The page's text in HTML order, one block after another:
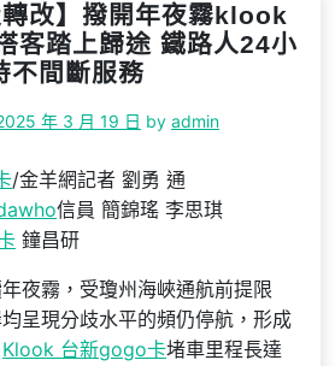
轉改】撥開年夜霧klook
客踏上歸途 鐵路人24小
不間斷服務
年 3 月 19 日 by admin
/金羊網記者 劉勇 通
信員 簡錦瑤 李思琪
鐘昌研
夜霧，受瓊州海峽通航前提限
呈現分歧水平的頻仍停航，形成
Klook 台新gogo卡堵車里程長達